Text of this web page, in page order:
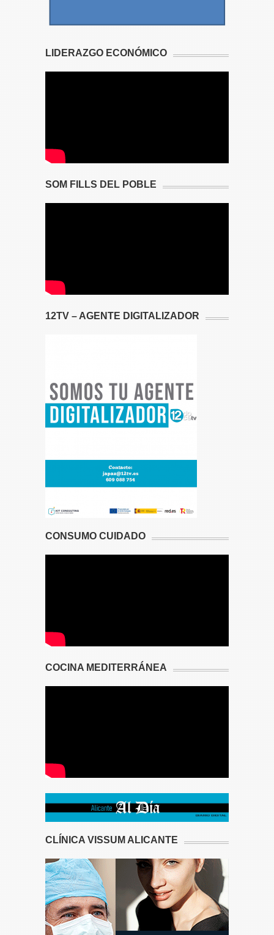
LIDERAZGO ECONÓMICO
SOM FILLS DEL POBLE
12TV – AGENTE DIGITALIZADOR
CONSUMO CUIDADO
COCINA MEDITERRÁNEA
CLÍNICA VISSUM ALICANTE